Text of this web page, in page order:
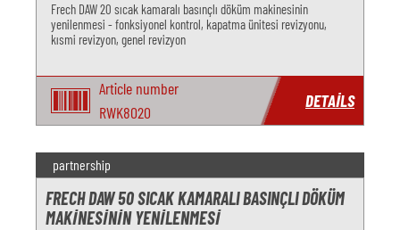
Frech DAW 20 sıcak kamaralı basınçlı döküm makinesinin
yenilenmesi - fonksiyonel kontrol, kapatma ünitesi revizyonu,
kısmi revizyon, genel revizyon
Article number
RWK8020
DETAILS
partnership
FRECH DAW 50 SICAK KAMARALI BASINÇLI DÖKÜM
MAKINESININ YENILENMESI